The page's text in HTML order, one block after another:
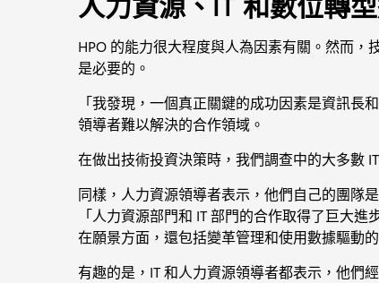
HPO 的能力很大程度與人為因素有關。然而，
是必要的。
「我發現，一個真正關鍵的成功因素是資訊
領導者難以解決的合作領域。
在做出技術投資決策時，我們調查中的大多數
同樣，人力資源領導者表示，他們自己的團隊
「人力資源部門和 IT 部門的合作取得了巨大
在願景方面，還包括變革管理和使用數據驅動
有趣的是，IT 和人力資源領導者都表示，他們